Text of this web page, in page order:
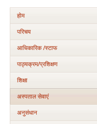
होम
परिचय
आधिकारिक /स्टाफ
पाठ्यक्रम/प्रशिक्षण
शिक्षा
अस्‍पताल सेवाएं
अनुसंधान